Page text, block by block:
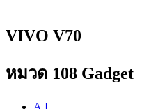
VIVO V70
หมวด 108 Gadget
A.I.